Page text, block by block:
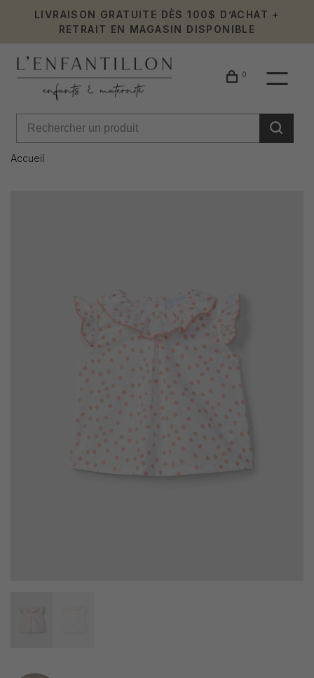
LIVRAISON GRATUITE DÈS 100$ D’ACHAT +
RETRAIT EN MAGASIN DISPONIBLE
0
Accueil